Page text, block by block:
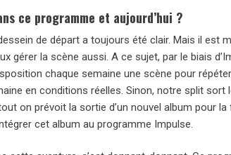
ce programme et aujourd’hui ?
de départ a toujours été clair. Mais il est
gérer la scène aussi. A ce sujet, par le biais
chaque semaine une scène pour
en conditions réelles. Sinon, notre split sort
on prévoit la sortie d’un nouvel album pour la
cet album au programme Impulse.